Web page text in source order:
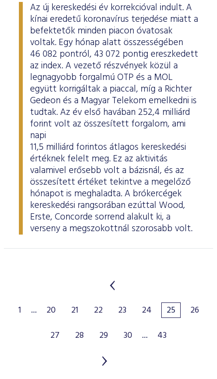
Az új kereskedési év korrekcióval indult. A
kínai eredetű koronavírus terjedése miatt a
befektetők minden piacon óvatosak
voltak. Egy hónap alatt összességében
46 082 pontról, 43 072 pontig ereszkedett
az index. A vezető részvények közül a
legnagyobb forgalmú OTP és a MOL
együtt korrigáltak a piaccal, míg a Richter
Gedeon és a Magyar Telekom emelkedni is
tudtak. Az év első havában 252,4 milliárd
forint volt az összesített forgalom, ami
napi
11,5 milliárd forintos átlagos kereskedési
értéknek felelt meg. Ez az aktivitás
valamivel erősebb volt a bázisnál, és az
összesített értéket tekintve a megelőző
hónapot is meghaladta. A brókercégek
kereskedési rangsorában ezúttal Wood,
Erste, Concorde sorrend alakult ki, a
verseny a megszokottnál szorosabb volt.
1 ... 20 21 22 23 24 25
26
27
28 29 30 ... 43